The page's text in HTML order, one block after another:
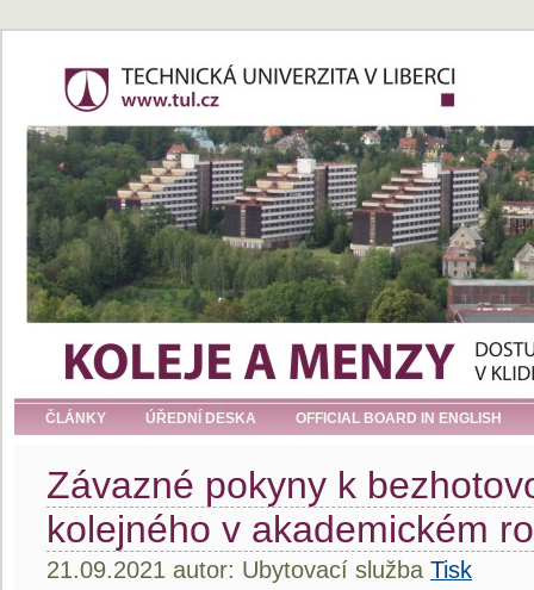
ČLÁNKY ÚŘEDNÍ DESKA OFFICIAL BOARD IN ENGLISH
Závazné pokyny k
kolejného v akademickém
21.09.2021 autor: Ubytovací služba Tisk